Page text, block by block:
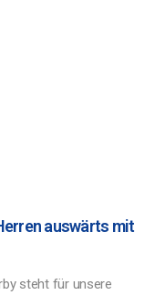
auswärts mit
steht für unsere